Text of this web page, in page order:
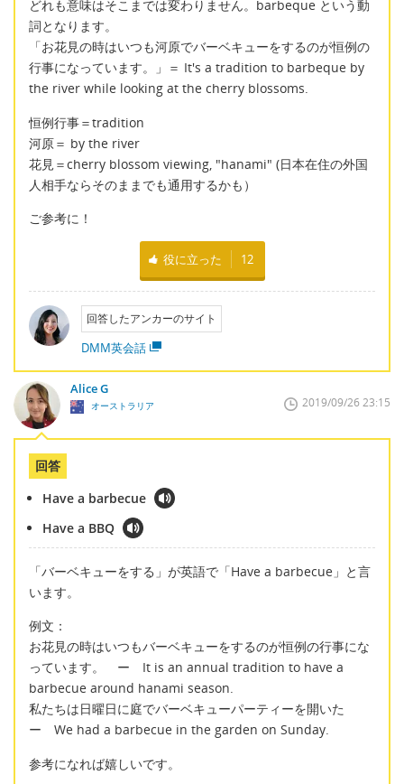
どれも意味はそこまでは変わりません。barbeque という動
詞となります。
「お花見の時はいつも河原でバーベキューをするのが恒例の
行事になっています。」＝ It's a tradition to barbeque by
the river while looking at the cherry blossoms.
恒例行事＝tradition
河原＝ by the river
花見＝cherry blossom viewing, "hanami" (日本在住の外国
人相手ならそのままでも通用するかも）
ご参考に！
役に立った 12
回答したアンカーのサイト
DMM英会話
Alice G
オーストラリア 2019/09/26 23:15
回答
Have a barbecue
Have a BBQ
「バーベキューをする」が英語で「Have a barbecue」と言
います。
例文：
お花見の時はいつもバーベキューをするのが恒例の行事にな
っています。 ー It is an annual tradition to have a
barbecue around hanami season.
私たちは日曜日に庭でバーベキューパーティーを開いた
ー We had a barbecue in the garden on Sunday.
参考になれば嬉しいです。